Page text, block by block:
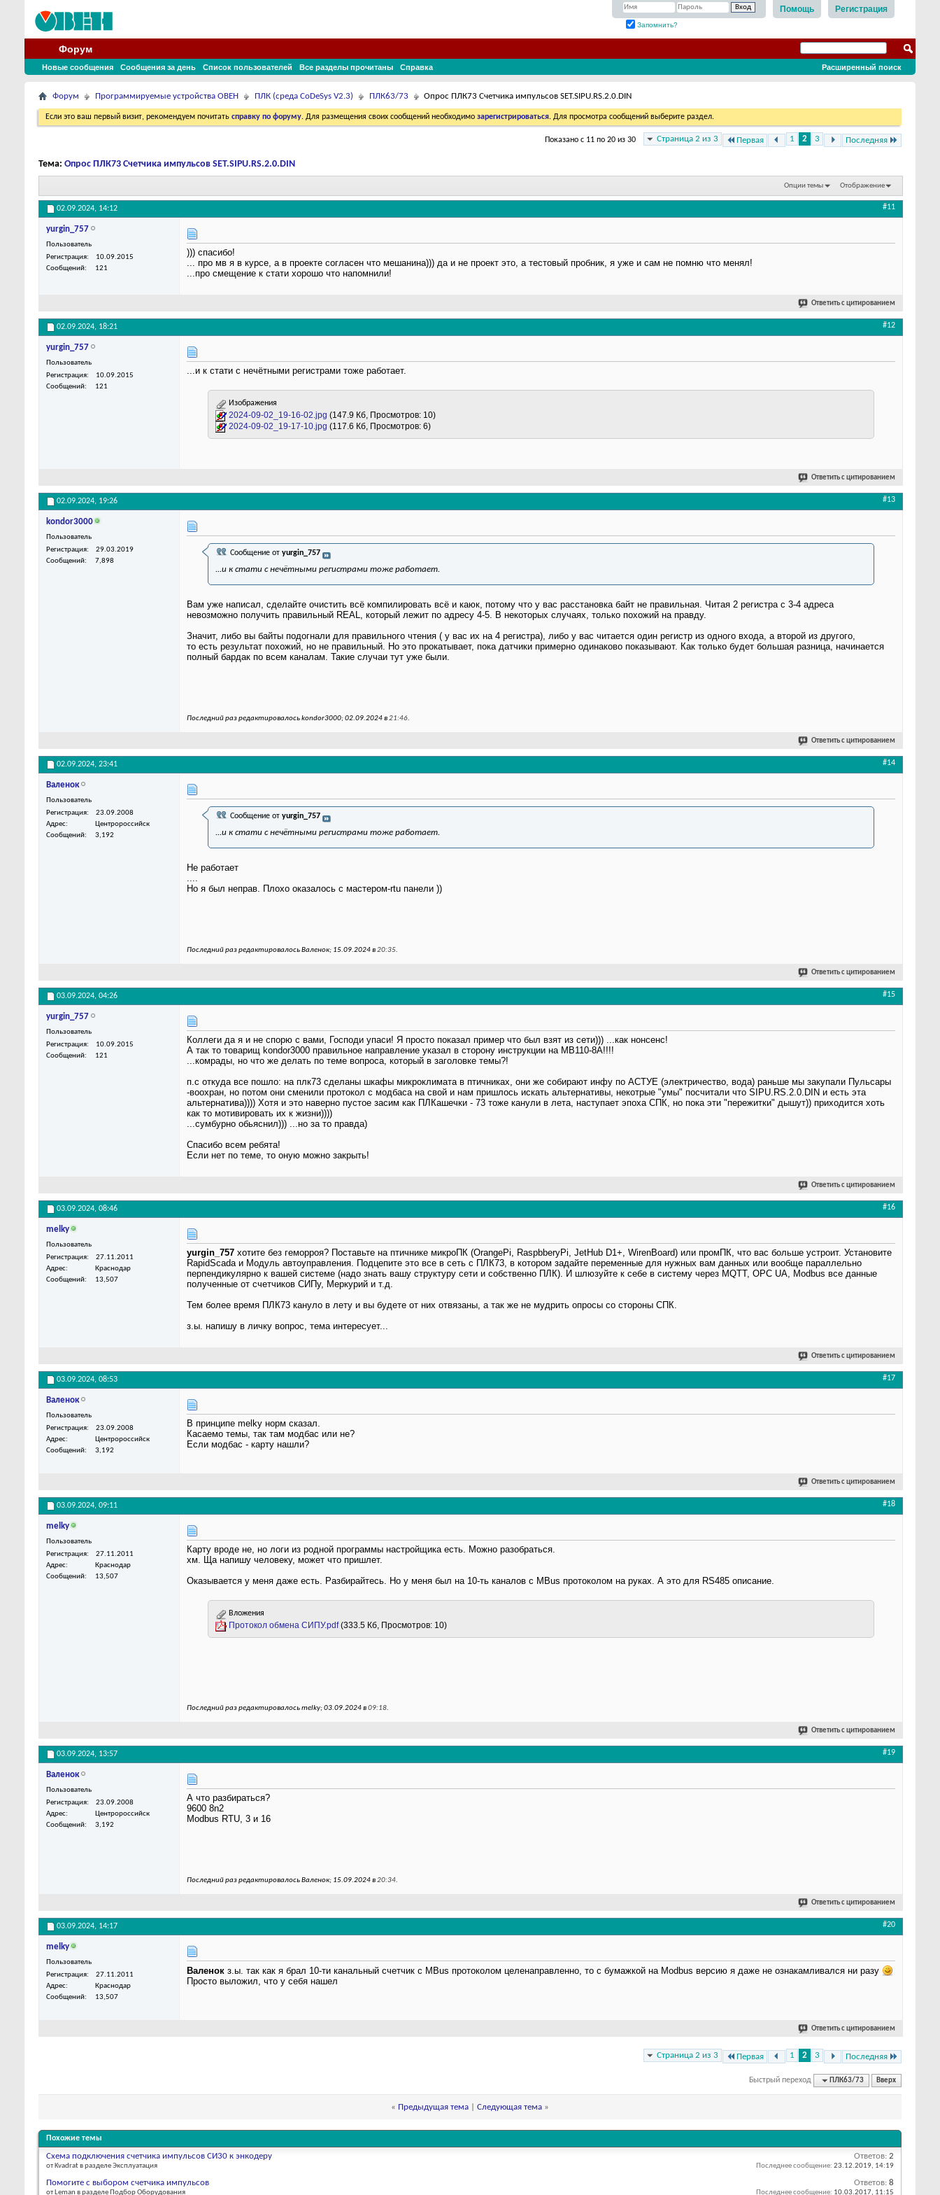
Регистрация
Помощь
Запомнить?
Форум
Новые сообщения Сообщения за день Список пользователей Все разделы прочитаны Справка Расширенный поиск
Форум Программируемые устройства ОВЕН ПЛК (среда CoDeSys V2.3) ПЛК63/73 Опрос ПЛК73 Счетчика импульсов SET.SIPU.RS.2.0.DIN
Если это ваш первый визит, рекомендуем почитать справку по форуму. Для размещения своих сообщений необходимо зарегистрироваться. Для просмотра сообщений выберите раздел.
Страница 2 из 3 Первая 1 2 3 Последняя
Показано с 11 по 20 из 30
Тема: Опрос ПЛК73 Счетчика импульсов SET.SIPU.RS.2.0.DIN
Опции темы Отображение
02.09.2024, 14:12 #11
yurgin_757
Пользователь
Регистрация
10.09.2015
Сообщений
121
))) спасибо!
... про мв я в курсе, а в проекте согласен что мешанина))) да и не проект это, а тестовый пробник, я уже и сам не помню что менял!
...про смещение к стати хорошо что напомнили!
Ответить с цитированием
02.09.2024, 18:21 #12
yurgin_757
Пользователь
Регистрация
10.09.2015
Сообщений
121
...и к стати с нечётными регистрами тоже работает.
Изображения
2024-09-02_19-16-02.jpg (147.9 Кб, Просмотров: 10)
2024-09-02_19-17-10.jpg (117.6 Кб, Просмотров: 6)
Ответить с цитированием
02.09.2024, 19:26 #13
kondor3000
Пользователь
Регистрация
29.03.2019
Сообщений
7,898
Сообщение от yurgin_757
...и к стати с нечётными регистрами тоже работает.
Вам уже написал, сделайте очистить всё компилировать всё и каюк, потому что у вас расстановка байт не правильная. Читая 2 регистра с 3-4 адреса
невозможно получить правильный REAL, который лежит по адресу 4-5. В некоторых случаях, только похожий на правду.
Значит, либо вы байты подогнали для правильного чтения ( у вас их на 4 регистра), либо у вас читается один регистр из одного входа, а второй из другого,
то есть результат похожий, но не правильный. Но это прокатывает, пока датчики примерно одинаково показывают. Как только будет большая разница, начинается
полный бардак по всем каналам. Такие случаи тут уже были.
Последний раз редактировалось kondor3000; 02.09.2024 в21:46.
Ответить с цитированием
02.09.2024, 23:41 #14
Валенок
Пользователь
Регистрация
23.09.2008
Адрес
Центророссийск
Сообщений
3,192
Сообщение от yurgin_757
...и к стати с нечётными регистрами тоже работает.
Не работает
....
Но я был неправ. Плохо оказалось с мастером-rtu панели ))
Последний раз редактировалось Валенок; 15.09.2024 в20:35.
Ответить с цитированием
03.09.2024, 04:26 #15
yurgin_757
Пользователь
Регистрация
10.09.2015
Сообщений
121
Коллеги да я и не спорю с вами, Господи упаси! Я просто показал пример что был взят из сети))) ...как нонсенс!
А так то товарищ kondor3000 правильное направление указал в сторону инструкции на МВ110-8А!!!!
...комрады, но что же делать по теме вопроса, который в заголовке темы?!
п.с откуда все пошло: на плк73 сделаны шкафы микроклимата в птичниках, они же собирают инфу по АСТУЕ (электричество, вода) раньше мы закупали Пульсары
-воохран, но потом они сменили протокол с модбаса на свой и нам пришлось искать альтернативы, некотрые "умы" посчитали что SIPU.RS.2.0.DIN и есть эта
альтернатива)))) Хотя и это наверно пустое засим как ПЛКашечки - 73 тоже канули в лета, наступает эпоха СПК, но пока эти "пережитки" дышут)) приходится хоть
как то мотивировать их к жизни))))
...сумбурно обьяснил))) ...но за то правда)
Спасибо всем ребята!
Если нет по теме, то оную можно закрыть!
Ответить с цитированием
03.09.2024, 08:46 #16
melky
Пользователь
Регистрация
27.11.2011
Адрес
Краснодар
Сообщений
13,507
yurgin_757 хотите без геморроя? Поставьте на птичнике микроПК (OrangePi, RaspbberyPi, JetHub D1+, WirenBoard) или промПК, что вас больше устроит. Установите
RapidScada и Модуль автоуправления. Подцепите это все в сеть с ПЛК73, в котором задайте переменные для нужных вам данных или вообще параллельно
перпендикулярно к вашей системе (надо знать вашу структуру сети и собственно ПЛК). И шлюзуйте к себе в систему через MQTT, OPC UA, Modbus все данные
полученные от счетчиков СИПу, Меркурий и т.д.
Тем более время ПЛК73 кануло в лету и вы будете от них отвязаны, а так же не мудрить опросы со стороны СПК.
з.ы. напишу в личку вопрос, тема интересует...
Ответить с цитированием
03.09.2024, 08:53 #17
Валенок
Пользователь
Регистрация
23.09.2008
Адрес
Центророссийск
Сообщений
3,192
В принципе melky норм сказал.
Касаемо темы, так там модбас или не?
Если модбас - карту нашли?
Ответить с цитированием
03.09.2024, 09:11 #18
melky
Пользователь
Регистрация
27.11.2011
Адрес
Краснодар
Сообщений
13,507
Карту вроде не, но логи из родной программы настройщика есть. Можно разобраться.
хм. Ща напишу человеку, может что пришлет.
Оказывается у меня даже есть. Разбирайтесь. Но у меня был на 10-ть каналов с MBus протоколом на руках. А это для RS485 описание.
Вложения
Протокол обмена СИПУ.pdf (333.5 Кб, Просмотров: 10)
Последний раз редактировалось melky; 03.09.2024 в09:18.
Ответить с цитированием
03.09.2024, 13:57 #19
Валенок
Пользователь
Регистрация
23.09.2008
Адрес
Центророссийск
Сообщений
3,192
А что разбираться?
9600 8n2
Modbus RTU, 3 и 16
Последний раз редактировалось Валенок; 15.09.2024 в20:34.
Ответить с цитированием
03.09.2024, 14:17 #20
melky
Пользователь
Регистрация
27.11.2011
Адрес
Краснодар
Сообщений
13,507
Валенок з.ы. так как я брал 10-ти канальный счетчик с MBus протоколом целенаправленно, то с бумажкой на Modbus версию я даже не ознакамливался ни разу
Просто выложил, что у себя нашел
Ответить с цитированием
Страница 2 из 3 Первая 1 2 3 Последняя
Быстрый переход ПЛК63/73 Вверх
« Предыдущая тема Следующая тема »
Похожие темы
Схема подключения счетчика импульсов СИ30 к энкодеру
от Kvadrat в разделе Эксплуатация
Ответов: 2
Последнее сообщение: 23.12.2019, 14:19
Помогите с выбором счетчика импульсов
от Leman в разделе Подбор Оборудования
Ответов: 8
Последнее сообщение: 10.03.2017, 11:15